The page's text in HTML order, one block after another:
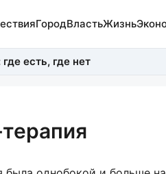
ГородВластьЖизнь
есть, где нет